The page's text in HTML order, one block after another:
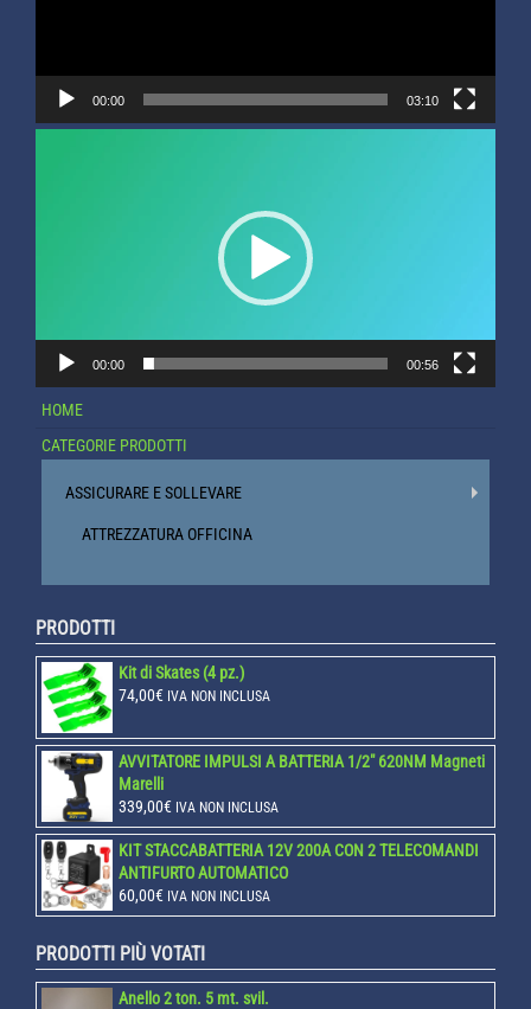
00:00 03:10
00:00 00:56
HOME
CATEGORIE PRODOTTI
ASSICURARE E SOLLEVARE
ATTREZZATURA OFFICINA
PRODOTTI
Kit di Skates (4 pz.)
74,00€ IVA NON INCLUSA
AVVITATORE IMPULSI A BATTERIA 1/2" 620NM Magneti
Marelli
339,00€ IVA NON INCLUSA
KIT STACCABATTERIA 12V 200A CON 2 TELECOMANDI
ANTIFURTO AUTOMATICO
60,00€ IVA NON INCLUSA
PRODOTTI PIÙ VOTATI
Anello 2 ton. 5 mt. svil.